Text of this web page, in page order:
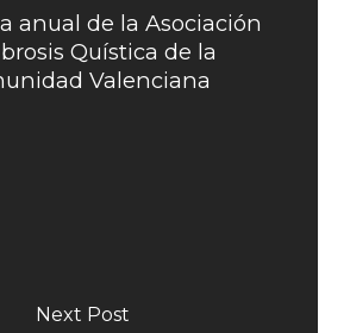
anual de la Asociación
Quística de la
Valenciana
Next Post